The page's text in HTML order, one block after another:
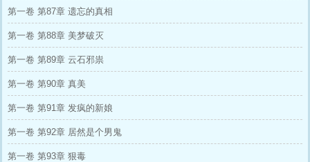
第一卷 第87章 遗忘的真相
第一卷 第88章 美梦破灭
第一卷 第89章 云石邪祟
第一卷 第90章 真美
第一卷 第91章 发疯的新娘
第一卷 第92章 居然是个男鬼
第一卷 第93章 狠毒